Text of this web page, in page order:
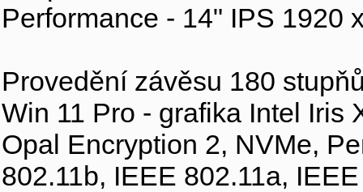
Performance - 14" IPS 1920
Provedění závěsu 180
Win 11 Pro - grafika Intel Iris
Opal Encryption 2, NVMe,
802.11b, IEEE 802.11a,